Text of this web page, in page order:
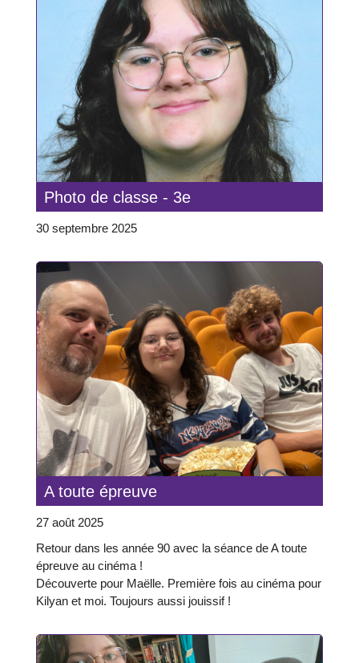
Photo de classe - 3e
30 septembre 2025
A toute épreuve
27 août 2025
Retour dans les année 90 avec la séance de A toute
épreuve au cinéma !
Découverte pour Maëlle. Première fois au cinéma pour
Kilyan et moi. Toujours aussi jouissif !